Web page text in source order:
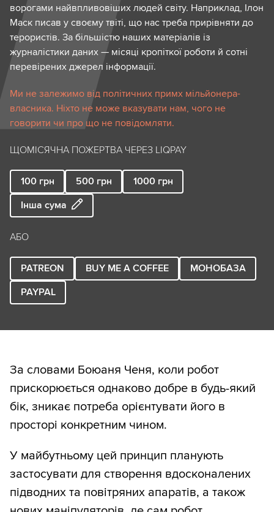
ворогами найвпливовіших людей світу. Наприклад, Ілон
Маск писав у своєму твіті, що нас треба прирівняти до
терористів. За більшістю наших матеріалів із
журналістики даних — місяці кропіткої роботи й сотні
перевірених джерел інформації.
Ми не залежимо від політичних примх мільйонера-
власника. Ніхто не може вказувати нам, чого не
говорити чи про що не повідомляти.
ЩОМІСЯЧНА ПОЖЕРТВА ЧЕРЕЗ LIQPAY
100 грн 500 грн 1000 грн
Інша сума
АБО
PATREON BUY ME A COFFEE
МОНОБАЗА
PAYPAL
За словами Боюаня Ченя, коли робот
прискорюється однаково добре в будь-який
бік, зникає потреба орієнтувати його в
просторі конкретним чином.
У майбутньому цей принцип планують
застосувати для створення вдосконалених
підводних та повітряних апаратів, а також